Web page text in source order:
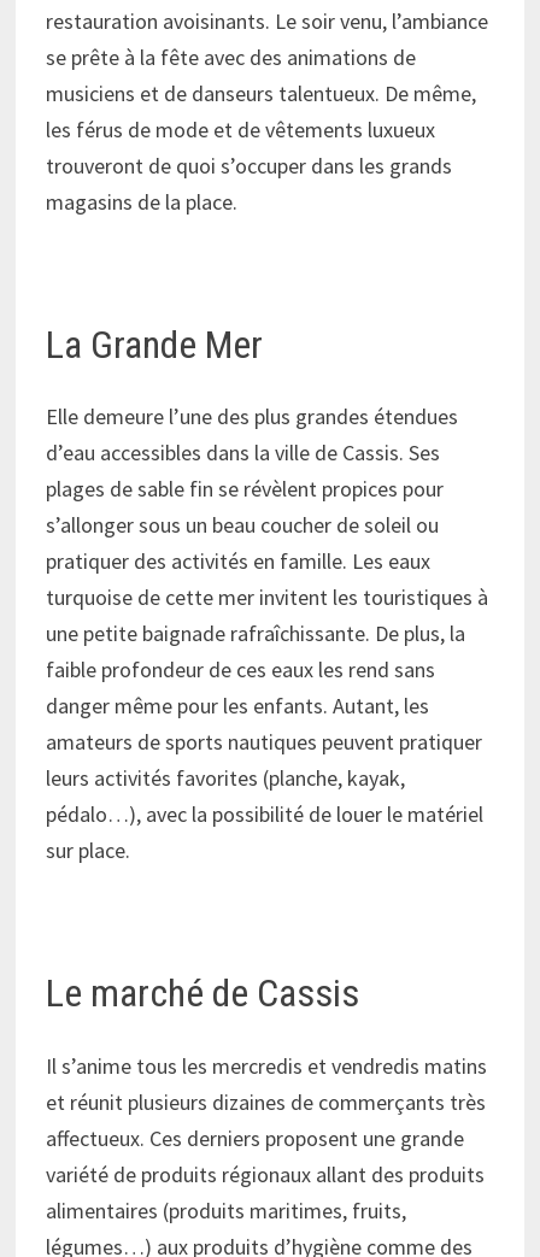
restauration avoisinants. Le soir venu, l’ambiance
se prête à la fête avec des animations de
musiciens et de danseurs talentueux. De même,
les férus de mode et de vêtements luxueux
trouveront de quoi s’occuper dans les grands
magasins de la place.
La Grande Mer
Elle demeure l’une des plus grandes étendues
d’eau accessibles dans la ville de Cassis. Ses
plages de sable fin se révèlent propices pour
s’allonger sous un beau coucher de soleil ou
pratiquer des activités en famille. Les eaux
turquoise de cette mer invitent les touristiques à
une petite baignade rafraîchissante. De plus, la
faible profondeur de ces eaux les rend sans
danger même pour les enfants. Autant, les
amateurs de sports nautiques peuvent pratiquer
leurs activités favorites (planche, kayak,
pédalo…), avec la possibilité de louer le matériel
sur place.
Le marché de Cassis
Il s’anime tous les mercredis et vendredis matins
et réunit plusieurs dizaines de commerçants très
affectueux. Ces derniers proposent une grande
variété de produits régionaux allant des produits
alimentaires (produits maritimes, fruits,
légumes…) aux produits d’hygiène comme des